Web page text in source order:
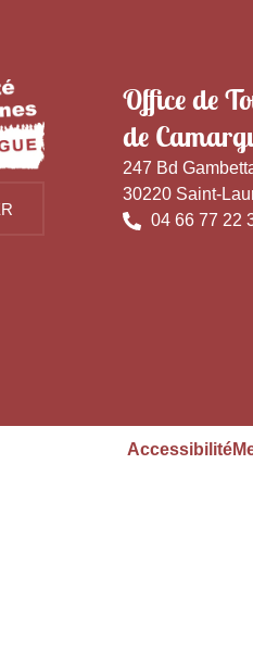
Office de
de
247 Bd
30220 Saint-
04 66 77 22
Accessibilité